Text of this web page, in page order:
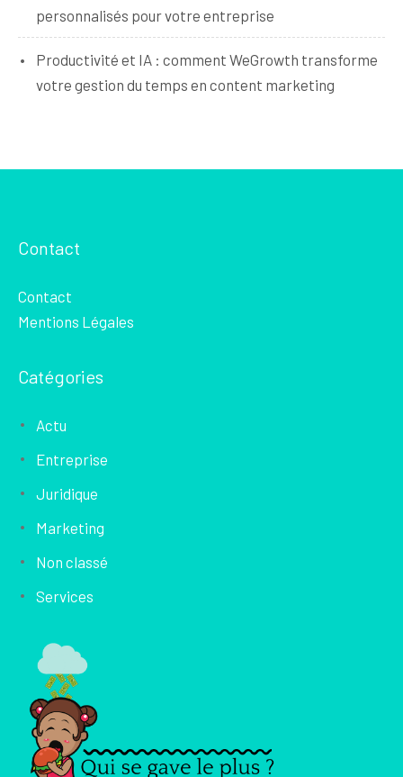
personnalisés pour votre entreprise
Productivité et IA : comment WeGrowth transforme
votre gestion du temps en content marketing
Contact
Contact
Mentions Légales
Catégories
Actu
Entreprise
Juridique
Marketing
Non classé
Services